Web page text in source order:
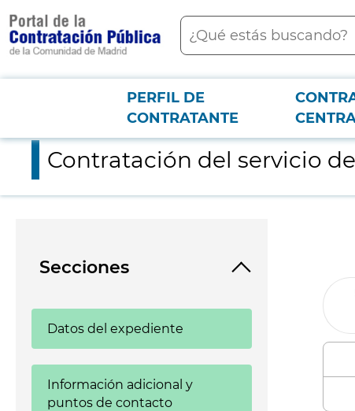
contenido
principal
Buscar
Menú PCON
PERFIL DE
CONTRATANTE
Contratación del servicio de restauración para el Hospital de
Contratación del servicio
Secciones
Datos del expediente
Información adicional y
puntos de contacto